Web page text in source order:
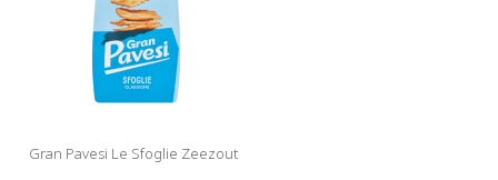
Gran Pavesi Le Sfoglie Zeezout